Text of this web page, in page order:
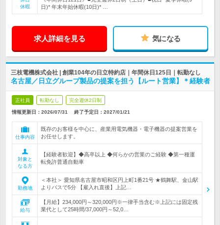
休暇
日)* 年末年始休暇(10日)* …
求人詳細を見る 気になる
三枝電機株式会社 | 創業104年の日立特約店｜年間休日125日｜転勤なし
名古屋／日立グループ製品の提案を担う【ルート営業】＊経験者
正社員 転勤なし 完全週休2日制
情報更新日：2026/07/31 終了予定日： 2027/01/21
仕事内容
既存のお客様を中心に、産業用電気機器・電子機器の提案営業を
お任せします。
対象と
なる方
【経験者歓迎】◆高卒以上 ◆何らかの営業のご経験 ◆第一種運
転免許普通自動車
勤務地
＜本社＞ 愛知県名古屋市昭和区円上町1番21号 ★鶴舞駅、金山駅
よりバスで5分 【雇入れ直後】上記…
給与
【月給】234,000円～320,000円※一律手当含む※上記には固定残
業代として25時間/37,000円～52,0…